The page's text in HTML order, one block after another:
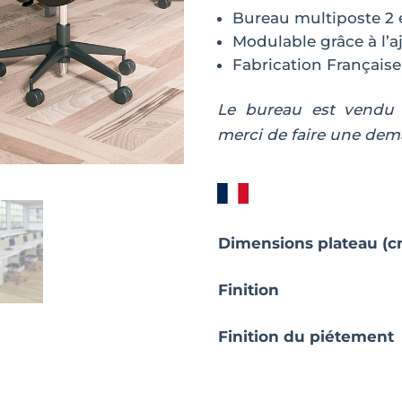
Bureau multiposte 2
Modulable grâce à
Fabrication Française
Le bureau est vendu
merci de faire une
Dimensions plateau
Finition
Finition du piétement